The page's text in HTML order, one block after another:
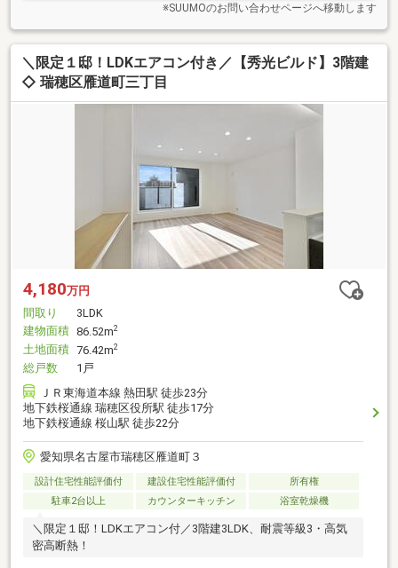
※SUUMOのお問い合わせページへ移動します
＼限定１邸！LDKエアコン付き／【秀光ビルド】3階建
◇ 瑞穂区雁道町三丁目
4,180万円
間取り
3LDK
建物面積 86.52m2
土地面積 76.42m2
総戸数
1戸
ＪＲ東海道本線 熱田駅 徒歩23分
地下鉄桜通線 瑞穂区役所駅 徒歩17分
地下鉄桜通線 桜山駅 徒歩22分
愛知県名古屋市瑞穂区雁道町３
設計住宅性能評価付 建設住宅性能評価付
所有権
駐車2台以上
カウンターキッチン 浴室乾燥機
＼限定１邸！LDKエアコン付／3階建3LDK、耐震等級3・高気
密高断熱！